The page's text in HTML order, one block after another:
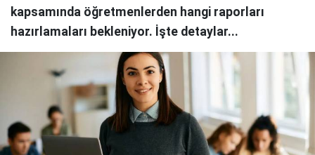
kapsamında öğretmenlerden hangi raporları
hazırlamaları bekleniyor. İşte detaylar...